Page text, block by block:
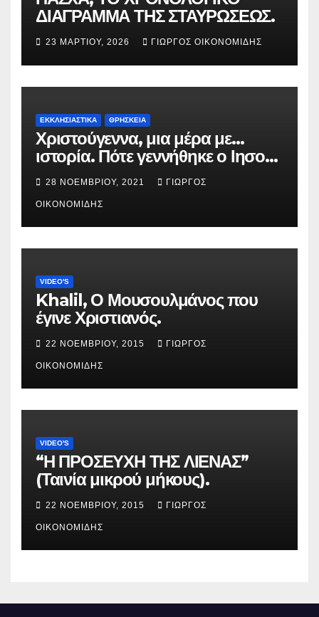
ΔΙΑΓΡΑΜΜΑ ΤΗΣ ΣΤΑΥΡΩΣΕΩΣ.
23 ΜΑΡΤΊΟΥ, 2026 ΓΙΏΡΓΟΣ ΟΙΚΟΝΟΜΊΔΗΣ
ΕΚΚΛΗΣΙΑΣΤΙΚΑ ΘΡΗΣΚΕΙΑ
Χριστούγεννα, μια μέρα με…
ιστορία. Πότε γεννήθηκε ο Ιησούς
Χριστός; (Βίντεο).
28 ΝΟΕΜΒΡΊΟΥ, 2021 ΓΙΏΡΓΟΣ
ΟΙΚΟΝΟΜΊΔΗΣ
VIDEO'S
Khalil, Ο Μουσουλμάνος που
έγινε Χριστιανός.
22 ΝΟΕΜΒΡΊΟΥ, 2015 ΓΙΏΡΓΟΣ
ΟΙΚΟΝΟΜΊΔΗΣ
VIDEO'S
“Η ΠΡΟΣΕΥΧΗ ΤΗΣ ΛΙΕΝΑΣ”
(Ταινία μικρού μήκους).
22 ΝΟΕΜΒΡΊΟΥ, 2015 ΓΙΏΡΓΟΣ
ΟΙΚΟΝΟΜΊΔΗΣ